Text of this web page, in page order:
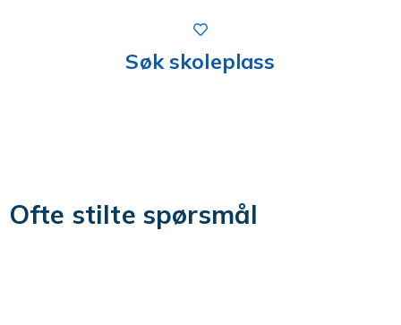
Søk skoleplass
Ofte stilte spørsmål